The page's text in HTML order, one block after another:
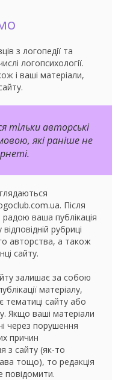
з логопедії та
логопсихології.
і ваші матеріали,
тільки авторські
які раніше не
Після
ваша публікація
рубриці
авторства, а також
сайту.
залишає за собою
матеріалу,
тематиці сайту або
Якщо ваші матеріали
через порушення
причин
з сайту (як-то
тощо), то редакція
повідомити.